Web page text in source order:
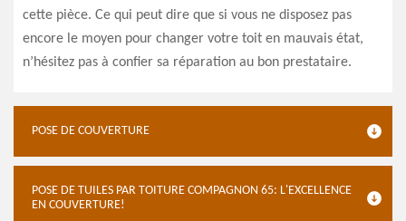
cette pièce. Ce qui peut dire que si vous ne disposez pas
encore le moyen pour changer votre toit en mauvais état,
n’hésitez pas à confier sa réparation au bon prestataire.
POSE DE COUVERTURE
POSE DE TUILES PAR TOITURE COMPAGNON 65: L'EXCELLENCE
EN COUVERTURE!